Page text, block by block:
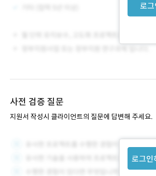
로
사전 검증 질문
지원서 작성시 클라이언트의 질문에 답변해 주세요.
로그인